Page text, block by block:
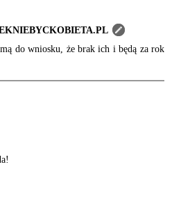
do wniosku, że brak ich i będą za rok